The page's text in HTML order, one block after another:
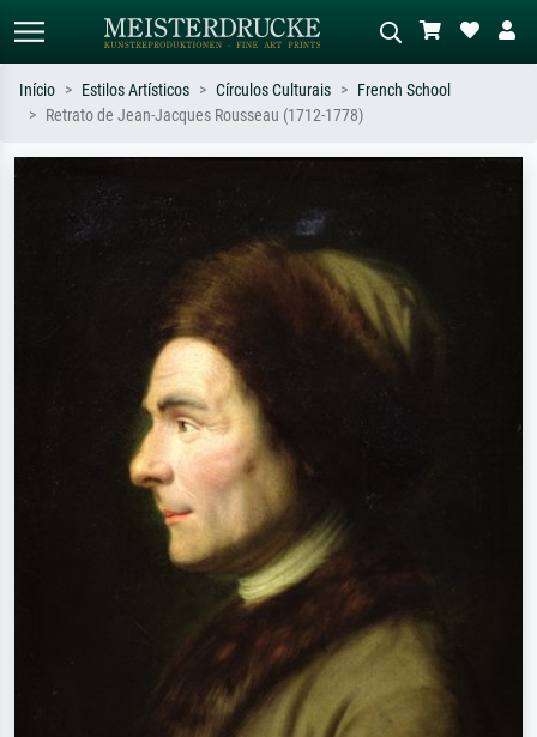
ex: Monet, Noite Estrelada,
impressionismo, onda de Hokusai, nu.
a óleo escura, nu em pé ao lado de
Início Estilos Artísticos Círculos Culturais
French School
Retrato de Jean-Jacques Rousseau (1712-1778)